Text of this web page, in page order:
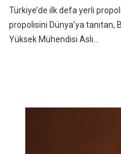
Türkiye’de ilk defa yerli
propolisini Dünya’ya tanıtan,
Yüksek Mühendisi Aslı...